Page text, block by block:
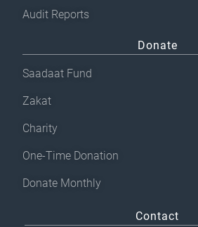
Audit Reports
Donate
Saadaat Fund
Zakat
Charity
One-Time Donation
Donate Monthly
Contact